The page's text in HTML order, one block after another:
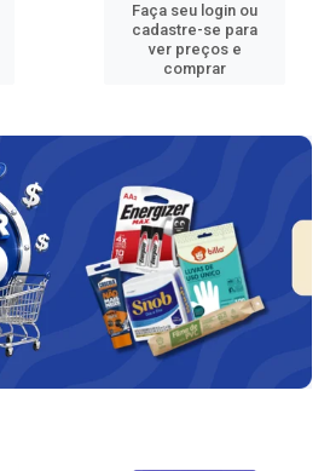
Faça seu login ou
cadastre-se para
ver preços e
comprar